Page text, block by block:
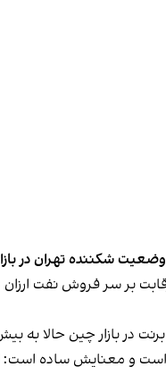
شکننده‌ تهران در
بر سر فروش نفت ارزان
معنایش ساده است: